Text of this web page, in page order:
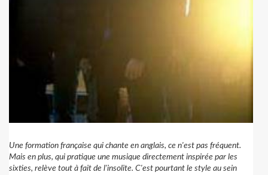
Une formation française qui chante en anglais, ce n'est pas fréquent.
Mais en plus, qui pratique une musique directement inspirée par les
sixties, relève tout à fait de l'insolite. C'est pourtant le style au sein